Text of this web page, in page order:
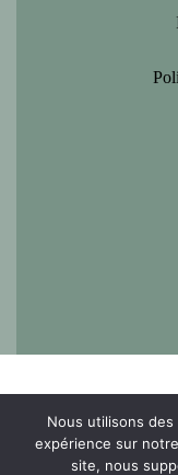
Nous utilisons
expérience sur
site, nous